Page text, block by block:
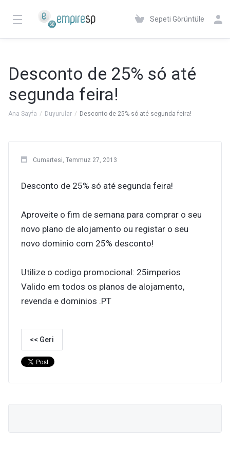
Sepeti Görüntüle
Desconto de 25% só até
segunda feira!
Ana Sayfa Duyurular Desconto de 25% só até segunda feira!
Cumartesi, Temmuz 27, 2013
Desconto de 25% só até segunda feira!
Aproveite o fim de semana para comprar o seu
novo plano de alojamento ou registar o seu
novo dominio com 25% desconto!
Utilize o codigo promocional: 25imperios
Valido em todos os planos de alojamento,
revenda e dominios .PT
<< Geri